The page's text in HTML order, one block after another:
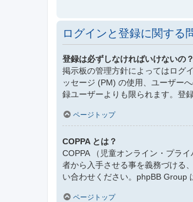
ログインと登録に関する
登録は必ずしなければいけないの？
掲示板の管理方針によってはログ
ッセージ (PM) の使用、ユーザー
録ユーザーよりも限られます。登
ページトップ
COPPA とは？
COPPA （児童オンライン・プラ
者から入手させる事を義務づける
い合わせください。phpBB Group
ページトップ